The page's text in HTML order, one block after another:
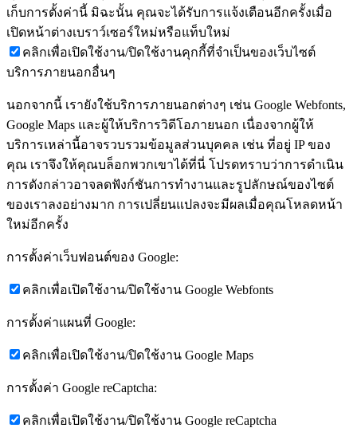
เก็บการตั้งค่านี้ มิฉะนั้น คุณจะได้รับการแจ้งเตือนอีกครั้งเมื่อ
เปิดหน้าต่างเบราว์เซอร์ใหม่หรือแท็บใหม่
คลิกเพื่อเปิดใช้งาน/ปิดใช้งานคุกกี้ที่จำเป็นของเว็บไซต์
บริการภายนอกอื่นๆ
นอกจากนี้ เรายังใช้บริการภายนอกต่างๆ เช่น Google Webfonts,
Google Maps และผู้ให้บริการวิดีโอภายนอก เนื่องจากผู้ให้
บริการเหล่านี้อาจรวบรวมข้อมูลส่วนบุคคล เช่น ที่อยู่ IP ของ
คุณ เราจึงให้คุณบล็อกพวกเขาได้ที่นี่ โปรดทราบว่าการดำเนิน
การดังกล่าวอาจลดฟังก์ชันการทำงานและรูปลักษณ์ของไซต์
ของเราลงอย่างมาก การเปลี่ยนแปลงจะมีผลเมื่อคุณโหลดหน้า
ใหม่อีกครั้ง
การตั้งค่าเว็บฟอนต์ของ Google:
คลิกเพื่อเปิดใช้งาน/ปิดใช้งาน Google Webfonts
การตั้งค่าแผนที่ Google:
คลิกเพื่อเปิดใช้งาน/ปิดใช้งาน Google Maps
การตั้งค่า Google reCaptcha:
คลิกเพื่อเปิดใช้งาน/ปิดใช้งาน Google reCaptcha